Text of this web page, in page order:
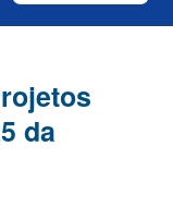
da